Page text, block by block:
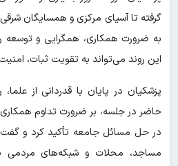
گرفته تا آسیای مرکزی و همسایگان
به ضرورت همکاری، همگرایی و توسعه
این روند می‌تواند به تقویت ثبات،
پزشکیان در پایان با قدردانی از
حاضر در جلسه، بر ضرورت تداوم
در حل مسائل جامعه تأکید کرد و گفت:
مساجد، محلات و شبکه‌های